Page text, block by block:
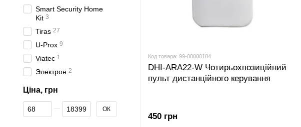
Код товара: 99-00000184
DHI-ARA22-W Чотирьохпозиційний
пульт дистанційного керування
450 грн
Smart Security Home
Kit 3
Tiras 27
U-Prox 9
Viatec 1
Электрон 2
Ціна, грн
От Ціна, грн
До Ціна, грн ОК